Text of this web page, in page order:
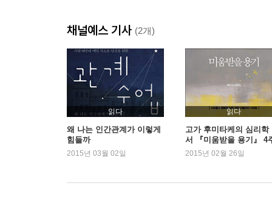
11 문제의 핵심 원인을 파악하라
3장・불편한 관계를 친밀한 관계로 만들기
12 인간관계의 온갖 문제를 해결하는 비밀
13 효과적인 의사소통 비결 1: 무장해제
14 효과적인 의사소통 비결 2: 생각 공감과 감정 공
15 효과적인 의사소통 비결 3: 확인 질문하기
16 효과적인 의사소통 비결 4: 내 기분 말하기
17 효과적인 의사소통 비결 5: 달래기
채널예스 기사 (2개)
읽다
왜 나는 인간관계가 이렇게
힘들까
2015년 03월 02일
읽다
고가 후미타케의 심리학
서 『미움받을 용기』 4
연속 1위
2015년 02월 26일